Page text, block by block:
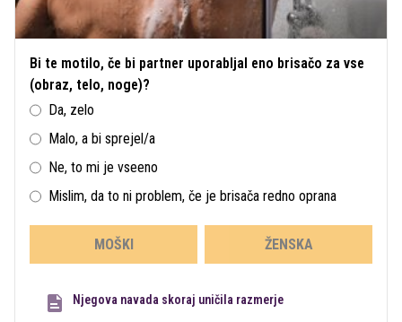
Bi te motilo, če bi partner uporabljal eno brisačo za vse
(obraz, telo, noge)?
Da, zelo
Malo, a bi sprejel/a
Ne, to mi je vseeno
Mislim, da to ni problem, če je brisača redno oprana
MOŠKI ŽENSKA
Njegova navada skoraj uničila razmerje